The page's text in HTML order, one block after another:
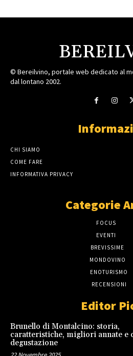
© Bereilvino, portale web dedicato al
dal lontano 2002.
CHI SIAMO
COME FARE
INFORMATIVA PRIVACY
Categorie
FOCUS
EVENTI
BREVISSIME
MONDOVINO
ENOTURISMO
RECENSIONI
Editor
Brunello di Montalcino: storia,
caratteristiche, migliori annate e
degustazione